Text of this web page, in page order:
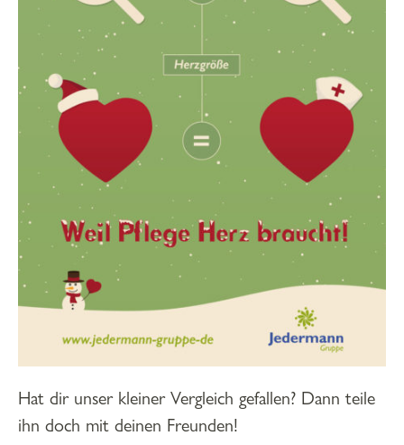
Hat dir unser kleiner Vergleich gefallen? Dann teile
ihn doch mit deinen Freunden!